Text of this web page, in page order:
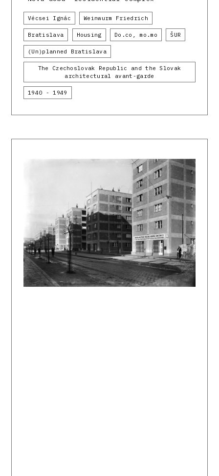
Vécsei Ignác Weinwurm Friedrich
Bratislava Housing Do.co, mo.mo ŠUR
(Un)planned Bratislava
The Czechoslovak Republic and the Slovak
architectural avant-garde
1940 - 1949